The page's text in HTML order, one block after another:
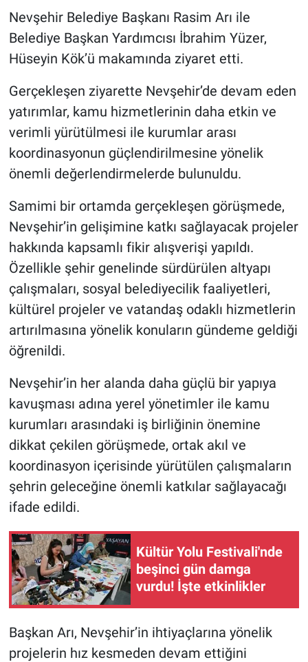
Nevşehir Belediye Başkanı Rasim Arı ile
Belediye Başkan Yardımcısı İbrahim Yüzer,
Hüseyin Kök’ü makamında ziyaret etti.
Gerçekleşen ziyarette Nevşehir’de devam eden
yatırımlar, kamu hizmetlerinin daha etkin ve
verimli yürütülmesi ile kurumlar arası
koordinasyonun güçlendirilmesine yönelik
önemli değerlendirmelerde bulunuldu.
Samimi bir ortamda gerçekleşen görüşmede,
Nevşehir’in gelişimine katkı sağlayacak projeler
hakkında kapsamlı fikir alışverişi yapıldı.
Özellikle şehir genelinde sürdürülen altyapı
çalışmaları, sosyal belediyecilik faaliyetleri,
kültürel projeler ve vatandaş odaklı hizmetlerin
artırılmasına yönelik konuların gündeme geldiği
öğrenildi.
Nevşehir’in her alanda daha güçlü bir yapıya
kavuşması adına yerel yönetimler ile kamu
kurumları arasındaki iş birliğinin önemine
dikkat çekilen görüşmede, ortak akıl ve
koordinasyon içerisinde yürütülen çalışmaların
şehrin geleceğine önemli katkılar sağlayacağı
ifade edildi.
Kültür Yolu Festivali'nde
beşinci gün damga
vurdu! İşte etkinlikler
Başkan Arı, Nevşehir’in ihtiyaçlarına yönelik
projelerin hız kesmeden devam ettiğini